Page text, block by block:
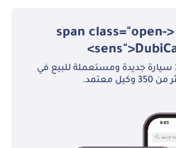
تحميل تطبيق <span class="open-
استكشف أكثر من 30،000 سيارة جديدة ومستعملة للبيع في
معتمد.